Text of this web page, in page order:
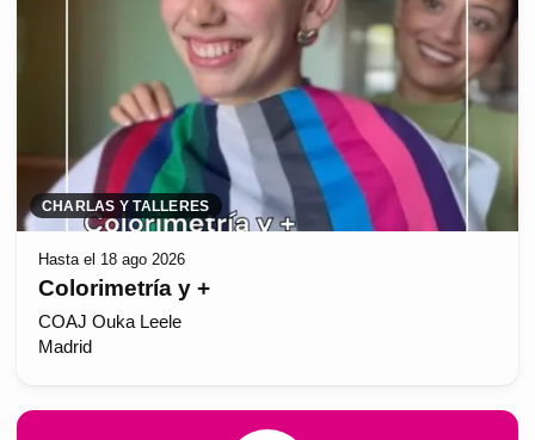
CHARLAS Y TALLERES
Hasta el 18 ago 2026
Colorimetría y +
COAJ Ouka Leele
Madrid